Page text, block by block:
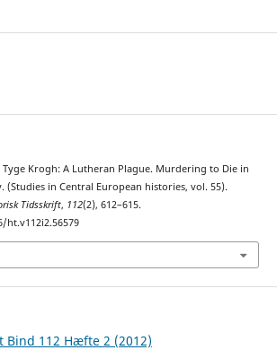
Tyge Krogh: A Lutheran Plague. Murdering to Die in
(Studies in Central European histories, vol. 55).
Tidsskrift, 112(2), 612–615.
Bind 112 Hæfte 2 (2012)